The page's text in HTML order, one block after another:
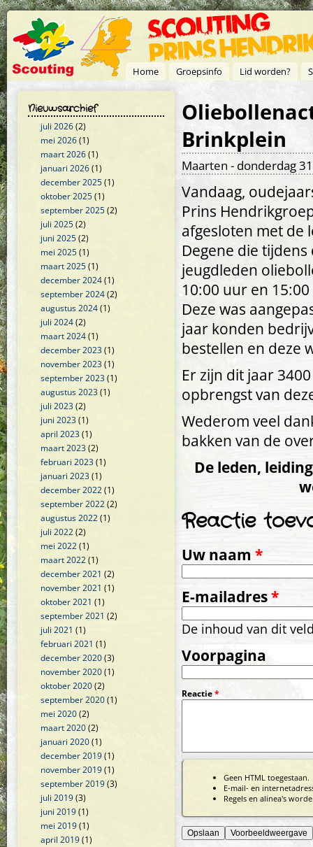
Overslaan en naar de inhoud gaan
Home Groepsinfo Lid worden?
Nieuwsarchief
juli 2026(2)
mei 2026(1)
maart 2026(1)
januari 2026(1)
december 2025(1)
oktober 2025(1)
september 2025(2)
juli 2025(2)
juni 2025(2)
mei 2025(1)
maart 2025(1)
december 2024(1)
september 2024(2)
augustus 2024(1)
juli 2024(2)
maart 2024(1)
december 2023(1)
november 2023(1)
september 2023(1)
augustus 2023(1)
juli 2023(2)
juni 2023(1)
april 2023(1)
maart 2023(2)
februari 2023(1)
januari 2023(1)
december 2022(1)
september 2022(2)
augustus 2022(1)
juli 2022(2)
mei 2022(1)
maart 2022(1)
december 2021 (2)
november 2021 (1)
oktober 2021 (1)
september 2021 (2)
juli 2021 (1)
februari 2021 (1)
december 2020(3)
november 2020(1)
oktober 2020(2)
september 2020(1)
mei 2020(2)
maart 2020(2)
januari 2020(1)
december 2019(1)
november 2019(1)
september 2019(3)
juli 2019(3)
juni 2019(1)
mei 2019(1)
april 2019(1)
Brinkplein
Maarten - donderdag
Vandaag,
Prins
afgesloten met de
Degene die
jeugdleden
10:00 uur en
Deze was
jaar konden
bestellen en deze
Er zijn dit jaar
opbrengst van
Wederom veel
bakken van de
De leden,
Reactie
Uw naam *
E-mailadres*
De inhoud van dit
Voorpagina
Reactie*
Geen HTML toegestaan.
E-mail- en
Regels en alinea's